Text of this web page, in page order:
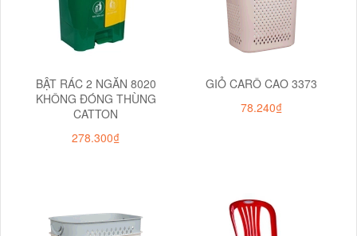
BẬT RÁC 2 NGĂN 8020
KHÔNG ĐÓNG THÙNG
CATTON
278.300₫
GIỎ CARÔ CAO 3373
78.240₫